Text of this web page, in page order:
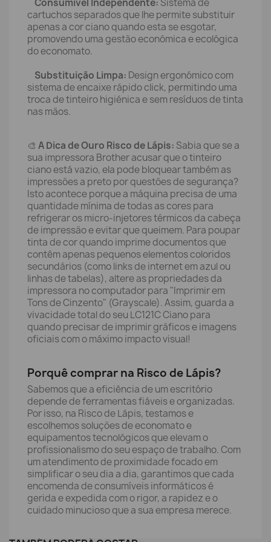
Consumível Independente: Sistema de
cartuchos separados que lhe permite substituir
apenas a cor ciano quando esta se esgotar,
promovendo uma gestão económica e ecológica
do economato.
Substituição Limpa: Design ergonómico com
sistema de encaixe rápido click, permitindo uma
troca de tinteiro higiénica e sem resíduos de tinta
nas mãos.
🎨 A Dica de Ouro Risco de Lápis: Sabia que se a
sua impressora Brother acusar que o tinteiro
ciano está vazio, ela pode bloquear também as
impressões a preto por questões de segurança?
Isto acontece porque a máquina precisa de uma
quantidade mínima de todas as cores para
refrigerar os micro-injetores térmicos da cabeça
de impressão e evitar que queimem. Para poupar
tinta de cor quando imprime documentos que
contêm apenas pequenos elementos coloridos
secundários (como links de internet em azul ou
linhas de tabelas), altere as propriedades da
impressora no computador para "Imprimir em
Tons de Cinzento" (Grayscale). Assim, guarda a
vivacidade total do seu LC121C Ciano para
quando precisar de imprimir gráficos e imagens
oficiais com o máximo impacto visual!
Porquê comprar na Risco de Lápis?
Sabemos que a eficiência de um escritório
depende de ferramentas fiáveis e organizadas.
Por isso, na Risco de Lápis, testamos e
escolhemos soluções de economato e
equipamentos tecnológicos que elevam o
profissionalismo do seu espaço de trabalho. Com
um atendimento de proximidade focado em
simplificar o seu dia a dia, garantimos que cada
encomenda de consumíveis informáticos é
gerida e expedida com o rigor, a rapidez e o
cuidado minucioso que a sua empresa merece.